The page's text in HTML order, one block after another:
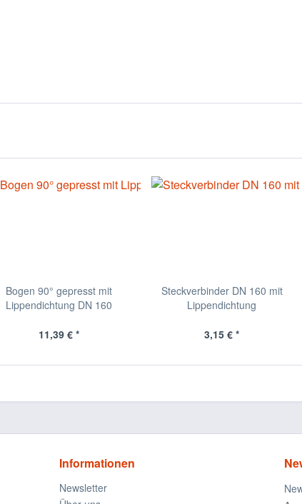
Bogen 90° gepresst mit
Lippendichtung DN 160
11,39 € *
Steckverbinder DN 160 mit
Lippendichtung
3,15 € *
Informationen
Newsletter